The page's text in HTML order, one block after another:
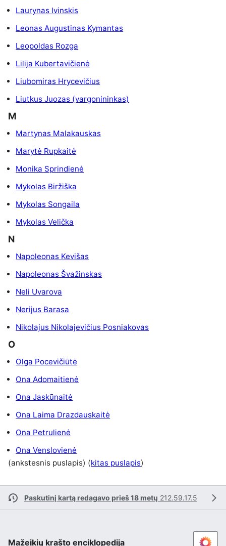
Laurynas Ivinskis
Leonas Augustinas Kymantas
Leopoldas Rozga
Lilija Kubertavičienė
Liubomiras Hrycevičius
Liutkus Juozas (vargonininkas)
M
Martynas Malakauskas
Marytė Rupkaitė
Monika Sprindienė
Mykolas Biržiška
Mykolas Songaila
Mykolas Velička
N
Napoleonas Kevišas
Napoleonas Švažinskas
Neli Uvarova
Nerijus Barasa
Nikolajus Nikolajevičius Posniakovas
O
Olga Pocevičiūtė
Ona Adomaitienė
Ona Jaskūnaitė
Ona Laima Drazdauskaitė
Ona Petrulienė
Ona Venslovienė
(ankstesnis puslapis) (kitas puslapis)
Paskutinį kartą redagavo prieš 18 metų 212.59.17.5
Mažeikių krašto enciklopedija